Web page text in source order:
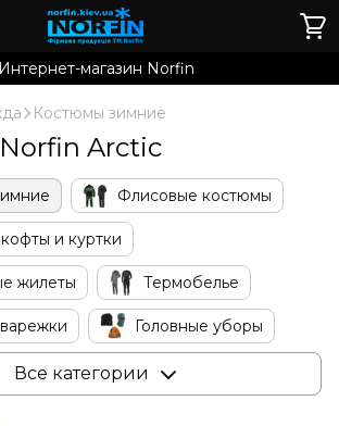
Интернет-магазин Norfin
Костюмы зимние
Arctic
Флисовые костюмы
и куртки
жилеты Термобелье
Головные уборы
Для женщин
Все категории